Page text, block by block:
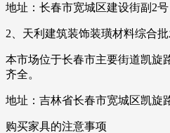
地址：长春市宽城区建设街副2号
2、天利建筑装饰装璜材料综合
本市场位于长春市主要街道凯旋
齐全。
地址：吉林省长春市宽城区凯旋
购买家具的注意事项